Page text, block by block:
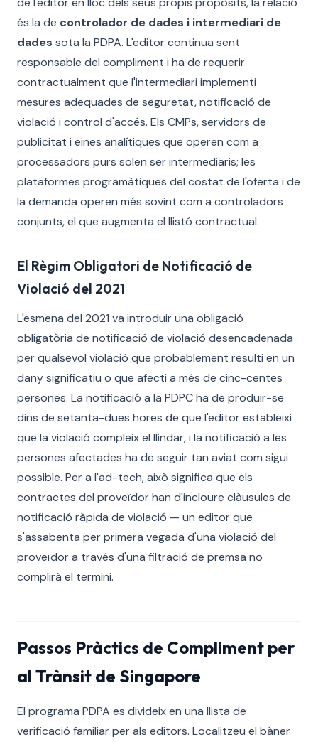
és la de controlador de dades i intermediari de
dades sota la PDPA. L'editor continua sent
responsable del compliment i ha de requerir
contractualment que l'intermediari implementi
mesures adequades de seguretat, notificació de
violació i control d'accés. Els CMPs, servidors de
publicitat i eines analítiques que operen com a
processadors purs solen ser intermediaris; les
plataformes programàtiques del costat de l'oferta i de
la demanda operen més sovint com a controladors
conjunts, el que augmenta el llistó contractual.
El Règim Obligatori de Notificació de
Violació del 2021
L'esmena del 2021 va introduir una obligació
obligatòria de notificació de violació desencadenada
per qualsevol violació que probablement resulti en un
dany significatiu o que afecti a més de cinc-centes
persones. La notificació a la PDPC ha de produir-se
dins de setanta-dues hores de que l'editor estableixi
que la violació compleix el llindar, i la notificació a les
persones afectades ha de seguir tan aviat com sigui
possible. Per a l'ad-tech, això significa que els
contractes del proveïdor han d'incloure clàusules de
notificació ràpida de violació — un editor que
s'assabenta per primera vegada d'una violació del
proveïdor a través d'una filtració de premsa no
complirà el termini.
Passos Pràctics de Compliment per
al Trànsit de Singapore
El programa PDPA es divideix en una llista de
verificació familiar per als editors. Localitzeu el bàner